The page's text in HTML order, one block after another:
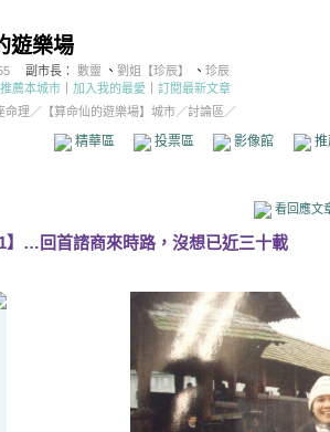
遊樂場
副市長： 數靈 、 劉姐【珍辰】 、 珍辰
推薦本城市 加入我的最愛
訂閱最新文章
命理 ／ 【算命仙的遊樂場】城市／討論區／
精華區 投票區 影像館
看回應文
1】…回首諮商來時路，沒想已近三十載